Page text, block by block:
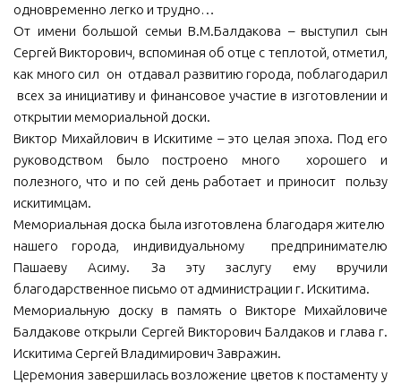
одновременно легко и трудно…
От имени большой семьи В.М.Балдакова – выступил сын
Сергей Викторович, вспоминая об отце с теплотой, отметил,
как много сил он отдавал развитию города, поблагодарил
всех за инициативу и финансовое участие в изготовлении и
открытии мемориальной доски.
Виктор Михайлович в Искитиме – это целая эпоха. Под его
руководством было построено много хорошего и
полезного, что и по сей день работает и приносит пользу
искитимцам.
Мемориальная доска была изготовлена благодаря жителю
нашего города, индивидуальному предпринимателю
Пашаеву Асиму. За эту заслугу ему вручили
благодарственное письмо от администрации г. Искитима.
Мемориальную доску в память о Викторе Михайловиче
Балдакове открыли Сергей Викторович Балдаков и глава г.
Искитима Сергей Владимирович Завражин.
Церемония завершилась возложение цветов к постаменту у